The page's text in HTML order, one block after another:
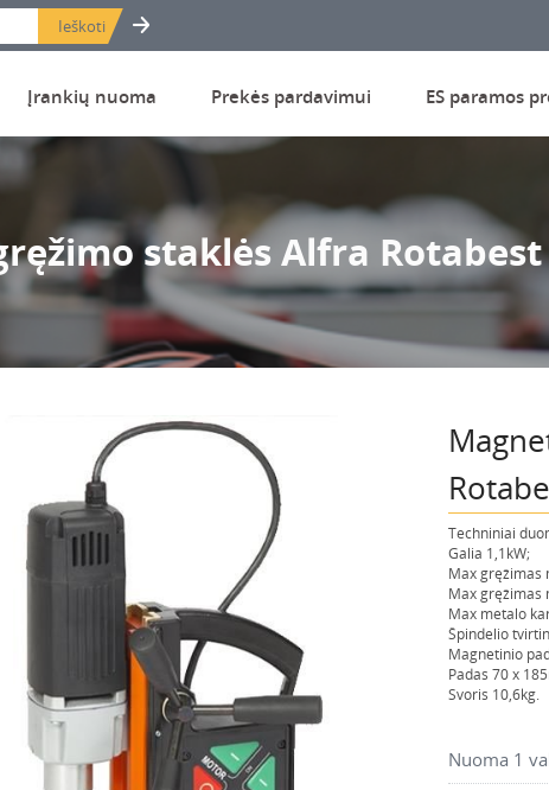
Įrankių nuoma Prekės pardavimui ES paramos
staklės Alfra Rotabest
Techniniai
Galia 1,1kW;
Max gręžimas
Max gręžimas
Max metalo
Špindelio
Magnetinio
Padas 70 x
Svoris 10,6kg.
Nuoma 1